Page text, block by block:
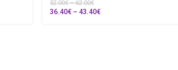
52.00€ – 62.00€
36.40€ – 43.40€